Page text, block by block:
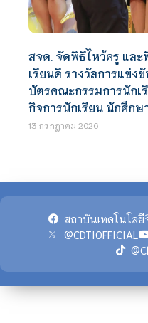
สจด. จัดพิธีไหว้ครู แล
เรียนดี รางวัลการแข่
บัตรคณะกรรมการนักเ
กิจการนักเรียน นักศึก
13 กรกฎาคม 2026
สถาบันเทคโนโลยี
@CDTIOFFICIAL